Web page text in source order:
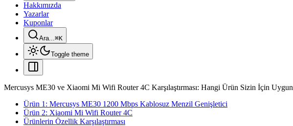
Hakkımızda
Yazarlar
Kuponlar
Ara...⌘K
Toggle theme
Mercusys ME30 ve Xiaomi Mi Wifi Router 4C Karşılaştırması: Hangi Ürün Sizin İçin Uygun
Ürün 1: Mercusys ME30 1200 Mbps Kablosuz Menzil Genişletici
Ürün 2: Xiaomi Mi Wifi Router 4C
Ürünlerin Özellik Karşılaştırması